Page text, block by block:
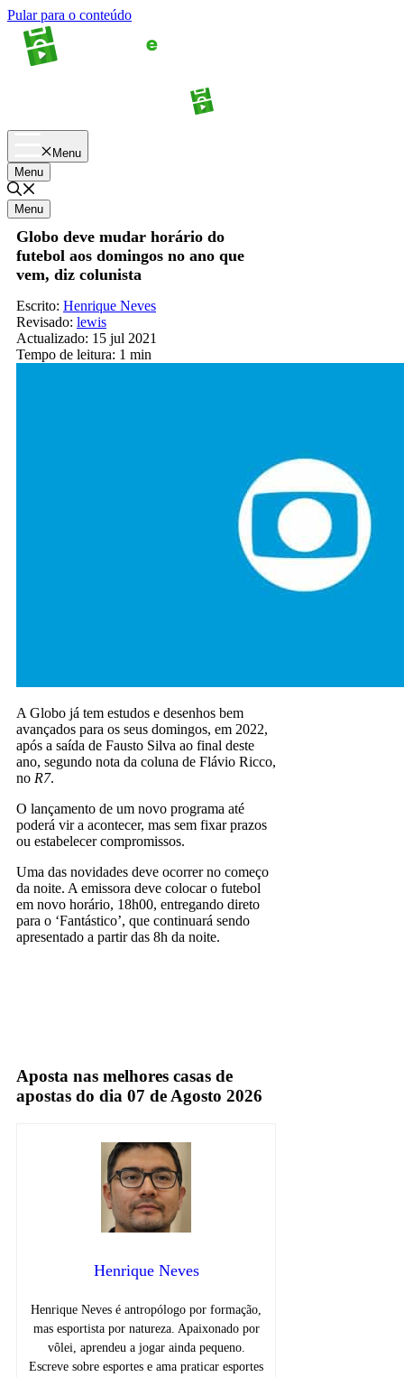
Pular para o conteúdo
Menu
Menu
Menu
Globo deve mudar horário do
futebol aos domingos no ano que
vem, diz colunista
Escrito: Henrique Neves
Revisado: lewis
Actualizado: 15 jul 2021
Tempo de leitura: 1 min
A Globo já tem estudos e desenhos bem
avançados para os seus domingos, em 2022,
após a saída de Fausto Silva ao final deste
ano, segundo nota da coluna de Flávio Ricco,
no R7.
O lançamento de um novo programa até
poderá vir a acontecer, mas sem fixar prazos
ou estabelecer compromissos.
Uma das novidades deve ocorrer no começo
da noite. A emissora deve colocar o futebol
em novo horário, 18h00, entregando direto
para o ‘Fantástico’, que continuará sendo
apresentado a partir das 8h da noite.
Aposta nas melhores casas de
apostas do dia 07 de Agosto 2026
Henrique Neves
Henrique Neves é antropólogo por formação,
mas esportista por natureza. Apaixonado por
vôlei, aprendeu a jogar ainda pequeno.
Escreve sobre esportes e ama praticar esportes